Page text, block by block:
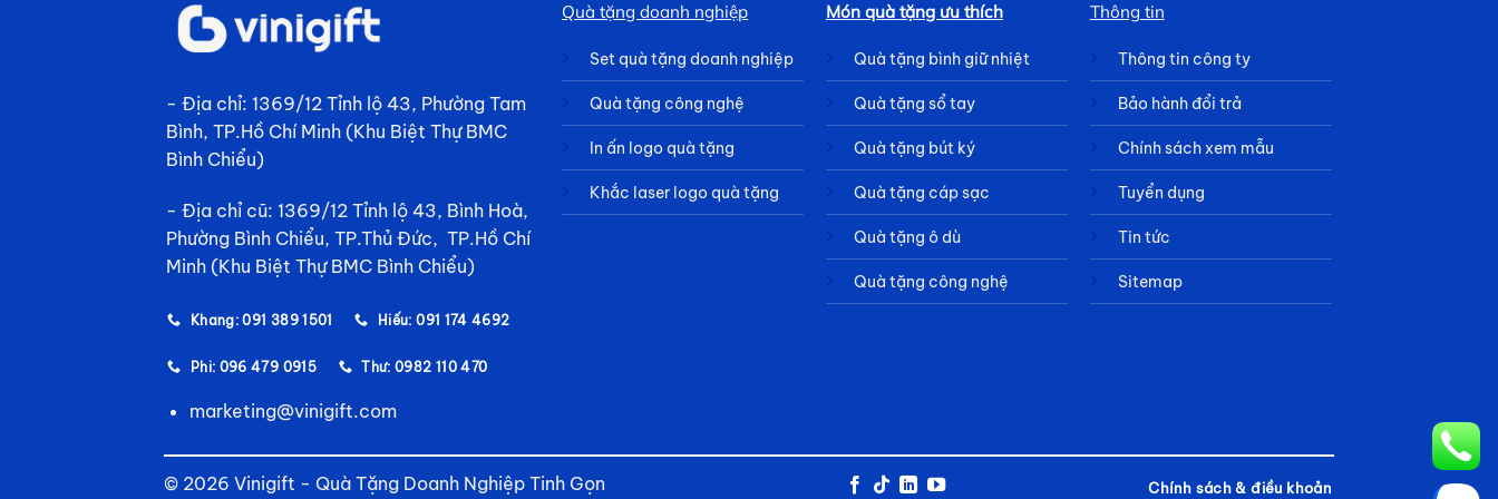
- Địa chỉ: 1369/12 Tỉnh lộ 43, Phường Tam
Bình, TP.Hồ Chí Minh (Khu Biệt Thự BMC
Bình Chiểu)
- Địa chỉ cũ: 1369/12 Tỉnh lộ 43, Bình Hoà,
Phường Bình Chiểu, TP.Thủ Đức, TP.Hồ Chí
Minh (Khu Biệt Thự BMC Bình Chiểu)
Khang: 091 389 1501 Hiếu: 091 174 4692
Phi: 096 479 0915 Thư: 0982 110 470
marketing@vinigift.com
Quà tặng doanh nghiệp
Set quà tặng doanh nghiệp
Quà tặng công nghệ
In ấn logo quà tặng
Khắc laser logo quà tặng
Món quà tặng ưu thích
Quà tặng bình giữ nhiệt
Quà tặng sổ tay
Quà tặng bút ký
Quà tặng cáp sạc
Quà tặng ô dù
Quà tặng công nghệ
Thông tin
Thông tin công ty
Bảo hành đổi trả
Chính sách xem mẫu
Tuyển dụng
Tin tức
Sitemap
© 2026 Vinigift - Quà Tặng Doanh Nghiệp Tinh Gọn Chính sách & điều khoản